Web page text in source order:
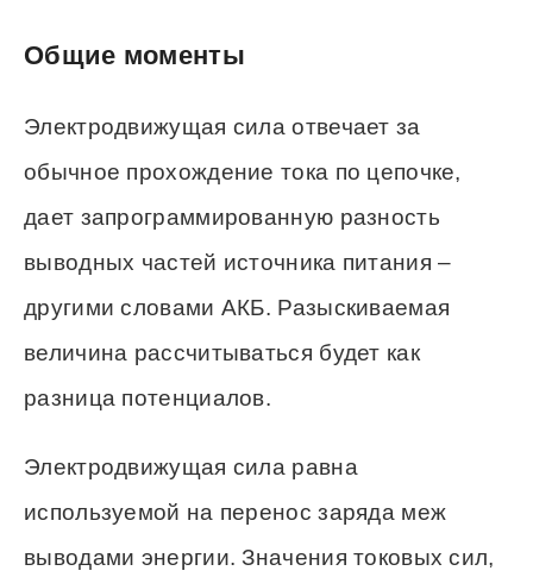
Общие моменты
Электродвижущая сила отвечает за
обычное прохождение тока по цепочке,
дает запрограммированную разность
выводных частей источника питания –
другими словами АКБ. Разыскиваемая
величина рассчитываться будет как
разница потенциалов.
Электродвижущая сила равна
используемой на перенос заряда меж
выводами энергии. Значения токовых сил,